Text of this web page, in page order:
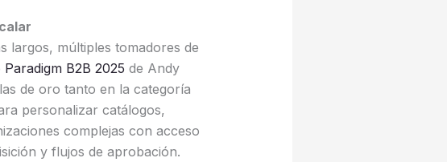
largos, múltiples tomadores de
Paradigm B2B 2025 de Andy
de oro tanto en la categoría
personalizar catálogos,
complejas con acceso
y flujos de aprobación.